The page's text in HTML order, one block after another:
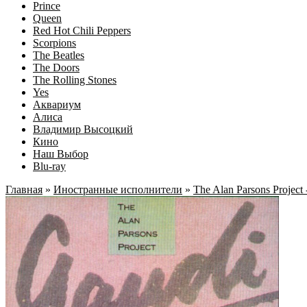
Prince
Queen
Red Hot Chili Peppers
Scorpions
The Beatles
The Doors
The Rolling Stones
Yes
Аквариум
Алиса
Владимир Высоцкий
Кино
Наш Выбор
Blu-ray
Главная » Иностранные исполнители » The Alan Parsons Project